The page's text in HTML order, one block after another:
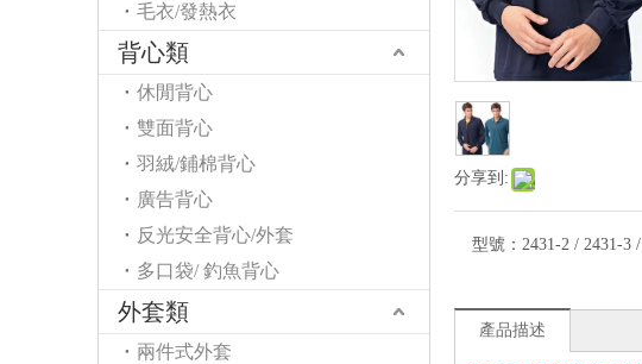
毛衣/發熱衣
背心類
休閒背心
雙面背心
羽絨/鋪棉背心
廣告背心
反光安全背心/外套
多口袋/ 釣魚背心
外套類
兩件式外套
分享到:
型號： 2431-2 / 2431-3
產品描述